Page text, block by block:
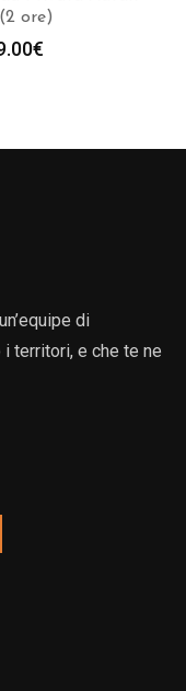
ore)
€
di
territori, e che te ne